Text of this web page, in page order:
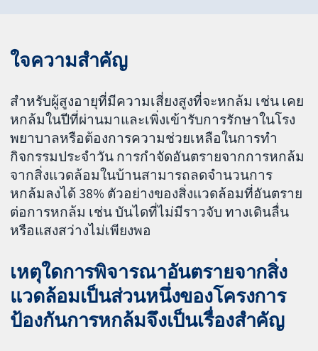
ใจความสำคัญ
สำหรับผู้สูงอายุที่มีความเสี่ยงสูงที่จะหกล้ม เช่น เคย
หกล้มในปีที่ผ่านมาและเพิ่งเข้ารับการรักษาในโรง
พยาบาลหรือต้องการความช่วยเหลือในการทำ
กิจกรรมประจำวัน การกำจัดอันตรายจากการหกล้ม
จากสิ่งแวดล้อมในบ้านสามารถลดจำนวนการ
หกล้มลงได้ 38% ตัวอย่างของสิ่งแวดล้อมที่อันตราย
ต่อการหกล้ม เช่น บันไดที่ไม่มีราวจับ ทางเดินลื่น
หรือแสงสว่างไม่เพียงพอ
เหตุใดการพิจารณาอันตรายจากสิ่ง
แวดล้อมเป็นส่วนหนึ่งของโครงการ
ป้องกันการหกล้มจึงเป็นเรื่องสำคัญ